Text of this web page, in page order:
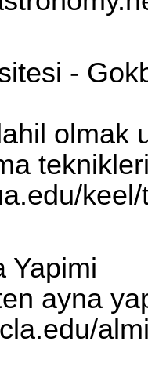
-
olmak
Yapimi
ayna